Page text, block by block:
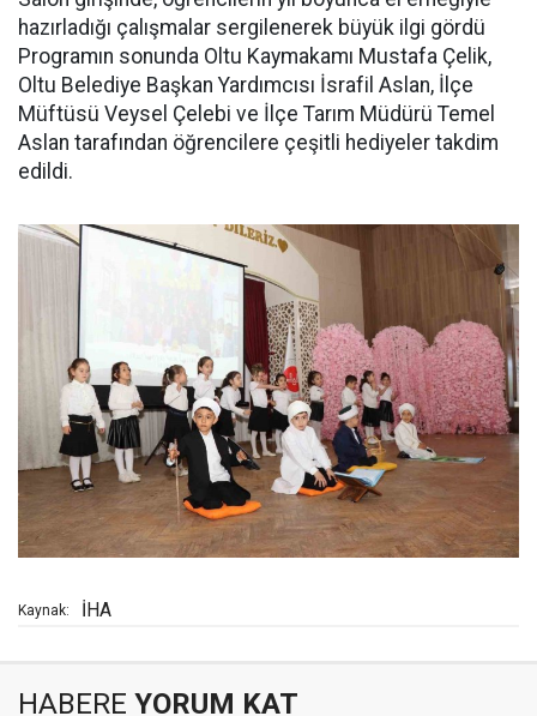
hazırladığı çalışmalar sergilenerek büyük ilgi gördü
Programın sonunda Oltu Kaymakamı Mustafa Çelik,
Oltu Belediye Başkan Yardımcısı İsrafil Aslan, İlçe
Müftüsü Veysel Çelebi ve İlçe Tarım Müdürü Temel
Aslan tarafından öğrencilere çeşitli hediyeler takdim
edildi.
Kaynak: İHA
HABERE YORUM KAT